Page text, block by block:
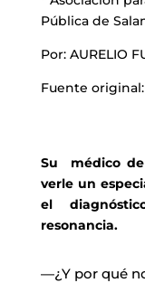
Pública de
Por: AURELIO
Fuente original:
Su médico
verle un
el
resonancia.
—¿Y por qué